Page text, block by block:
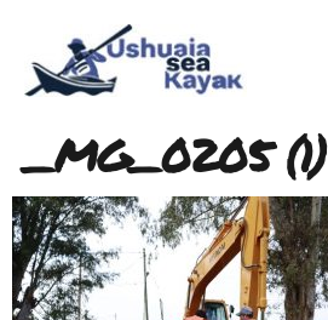
_MG_0205 (1)